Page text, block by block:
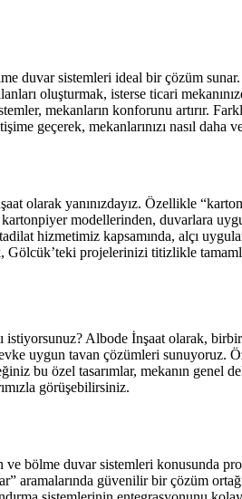
duvar sistemleri ideal bir çözüm
oluşturmak, isterse ticari
mekanların konforunu artırır.
geçerek, mekanlarınızı nasıl
olarak yanınızdayız. Özellikle
modellerinden, duvarlara
hizmetimiz kapsamında, alçı
projelerinizi titizlikle
istiyorsunuz? Albode İnşaat olarak,
uygun tavan çözümleri sunuyoruz.
bu özel tasarımlar, mekanın genel
görüşebilirsiniz.
ve bölme duvar sistemleri konusunda
aramalarında güvenilir bir çözüm